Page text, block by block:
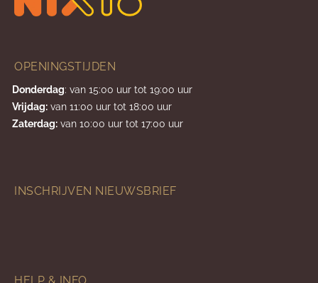
OPENINGSTIJDEN
Donderdag: van 15:00 uur tot 19:00 uur
Vrijdag: van 11:00 uur tot 18:00 uur
Zaterdag: van 10:00 uur tot 17:00 uur
INSCHRIJVEN NIEUWSBRIEF